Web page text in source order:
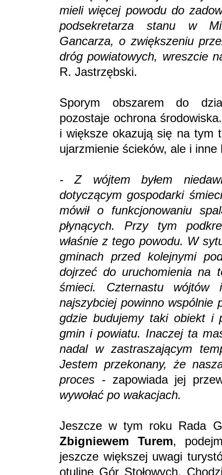
mieli więcej powodu do
podsekretarza stanu w
Gancarza, o zwiększeniu
dróg powiatowych, wreszcie
R. Jastrzębski.
Sporym obszarem do
pozostaje ochrona
i większe okazują się na tym
ujarzmienie ścieków, ale i inne
- Z wójtem byłem
dotyczącym gospodarki
mówił o funkcjonowaniu
płynących. Przy tym
właśnie z tego powodu. W
gminach przed kolejnymi
dojrzeć do uruchomienia na
śmieci. Czternastu
najszybciej powinno
gdzie budujemy taki obiekt i
gmin i powiatu. Inaczej ta
nadal w zastraszającym
Jestem przekonany, że
proces -zapowiada jej
wywołać po wakacjach.
Jeszcze w tym roku Rada
Zbigniewem Turem,
jeszcze większej uwagi
otulinę Gór Stołowych.